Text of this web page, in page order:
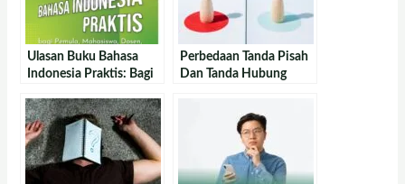
Ulasan Buku Bahasa
Indonesia Praktis: Bagi
Dosen, Hingga Pewarta
Perbedaan Tanda Pisah
Dan Tanda Hubung